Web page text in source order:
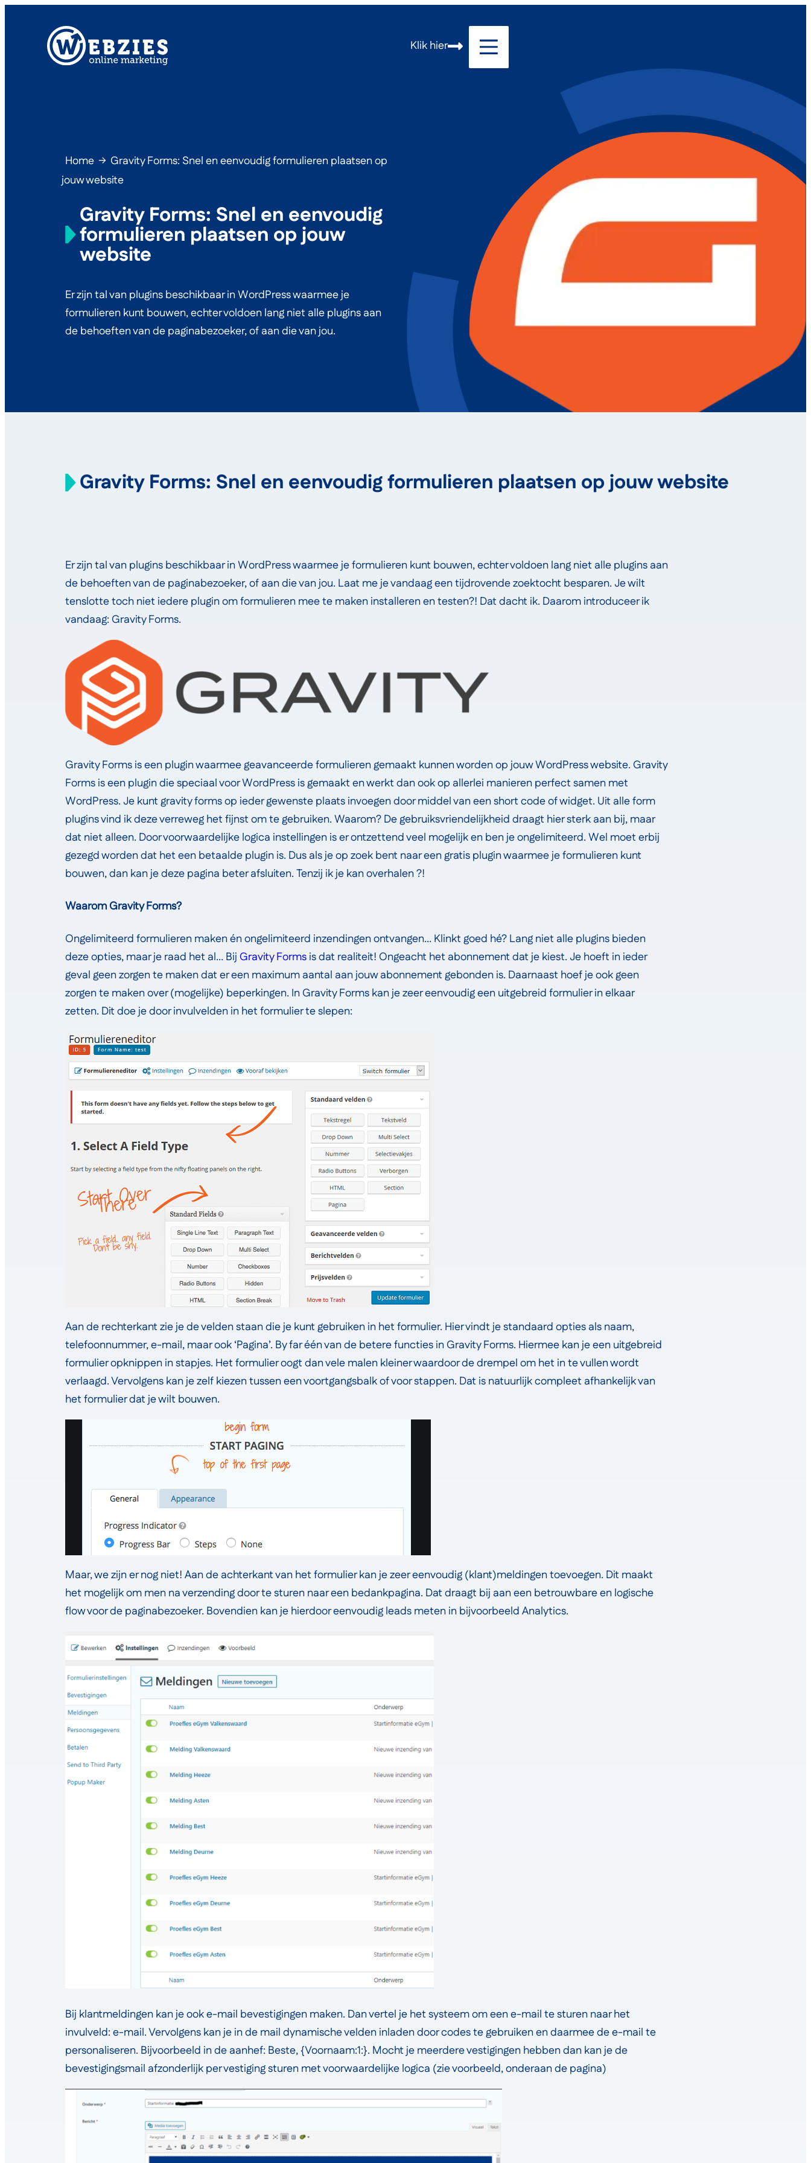
Klik hier
Home → Gravity Forms: Snel en eenvoudig formulieren plaatsen op
jouw website
Gravity Forms: Snel en eenvoudig
formulieren plaatsen op jouw
website
Er zijn tal van plugins beschikbaar in WordPress waarmee je
formulieren kunt bouwen, echter voldoen lang niet alle plugins aan
de behoeften van de paginabezoeker, of aan die van jou.
Gravity Forms: Snel en eenvoudig formulieren plaatsen op jouw website
Er zijn tal van plugins beschikbaar in WordPress waarmee je formulieren kunt bouwen, echter voldoen lang niet alle plugins aan
de behoeften van de paginabezoeker, of aan die van jou. Laat me je vandaag een tijdrovende zoektocht besparen. Je wilt
tenslotte toch niet iedere plugin om formulieren mee te maken installeren en testen?! Dat dacht ik. Daarom introduceer ik
vandaag: Gravity Forms.
Gravity Forms is een plugin waarmee geavanceerde formulieren gemaakt kunnen worden op jouw WordPress website. Gravity
Forms is een plugin die speciaal voor WordPress is gemaakt en werkt dan ook op allerlei manieren perfect samen met
WordPress. Je kunt gravity forms op ieder gewenste plaats invoegen door middel van een short code of widget. Uit alle form
plugins vind ik deze verreweg het fijnst om te gebruiken. Waarom? De gebruiksvriendelijkheid draagt hier sterk aan bij, maar
dat niet alleen. Door voorwaardelijke logica instellingen is er ontzettend veel mogelijk en ben je ongelimiteerd. Wel moet erbij
gezegd worden dat het een betaalde plugin is. Dus als je op zoek bent naar een gratis plugin waarmee je formulieren kunt
bouwen, dan kan je deze pagina beter afsluiten. Tenzij ik je kan overhalen ?!
Waarom Gravity Forms?
Ongelimiteerd formulieren maken én ongelimiteerd inzendingen ontvangen… Klinkt goed hé? Lang niet alle plugins bieden
deze opties, maar je raad het al… Bij Gravity Formsis dat realiteit! Ongeacht het abonnement dat je kiest. Je hoeft in ieder
geval geen zorgen te maken dat er een maximum aantal aan jouw abonnement gebonden is. Daarnaast hoef je ook geen
zorgen te maken over (mogelijke) beperkingen. In Gravity Forms kan je zeer eenvoudig een uitgebreid formulier in elkaar
zetten. Dit doe je door invulvelden in het formulier te slepen:
Aan de rechterkant zie je de velden staan die je kunt gebruiken in het formulier. Hier vindt je standaard opties als naam,
telefoonnummer, e-mail, maar ook ‘Pagina’. By far één van de betere functies in Gravity Forms. Hiermee kan je een uitgebreid
formulier opknippen in stapjes. Het formulier oogt dan vele malen kleiner waardoor de drempel om het in te vullen wordt
verlaagd. Vervolgens kan je zelf kiezen tussen een voortgangsbalk of voor stappen. Dat is natuurlijk compleet afhankelijk van
het formulier dat je wilt bouwen.
Maar, we zijn er nog niet! Aan de achterkant van het formulier kan je zeer eenvoudig (klant)meldingen toevoegen. Dit maakt
het mogelijk om men na verzending door te sturen naar een bedankpagina. Dat draagt bij aan een betrouwbare en logische
flow voor de paginabezoeker. Bovendien kan je hierdoor eenvoudig leads meten in bijvoorbeeld Analytics.
Bij klantmeldingen kan je ook e-mail bevestigingen maken. Dan vertel je het systeem om een e-mail te sturen naar het
invulveld: e-mail. Vervolgens kan je in de mail dynamische velden inladen door codes te gebruiken en daarmee de e-mail te
personaliseren. Bijvoorbeeld in de aanhef: Beste, {Voornaam:1:}. Mocht je meerdere vestigingen hebben dan kan je de
bevestigingsmail afzonderlijk per vestiging sturen met voorwaardelijke logica (zie voorbeeld, onderaan de pagina)